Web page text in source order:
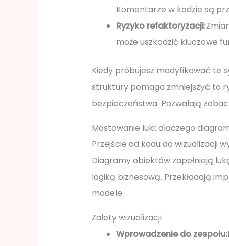
Komentarze w kodzie są
Ryzyko refaktoryzacji:
może uszkodzić kluczowe
Kiedy próbujesz modyfikować te
struktury pomaga zmniejszyć to
bezpieczeństwa. Pozwalają
Mostowanie luki: dlaczego
Przejście od kodu do wizualizacji
Diagramy obiektów zapełniają
logiką biznesową. Przekładają
modele.
Zalety wizualizacji
Wprowadzenie do zespołu: